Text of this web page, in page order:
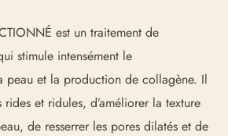
est un traitement de
stimule intensément le
peau et la production de collagène. Il
rides et ridules, d’améliorer la texture
de resserrer les pores dilatés et de